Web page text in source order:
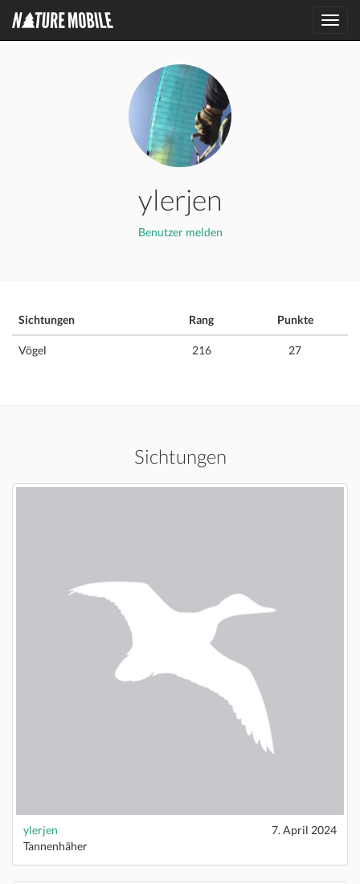
ylerjen
Benutzer melden
Sichtungen Rang Punkte
Vögel 216 27
Sichtungen
ylerjen
7. April 2024
Tannenhäher